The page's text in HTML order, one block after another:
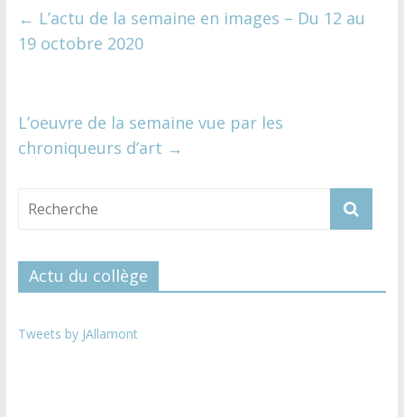
← L’actu de la semaine en images – Du 12 au
19 octobre 2020
L’oeuvre de la semaine vue par les
chroniqueurs d’art →
Actu du collège
Tweets by JAllamont